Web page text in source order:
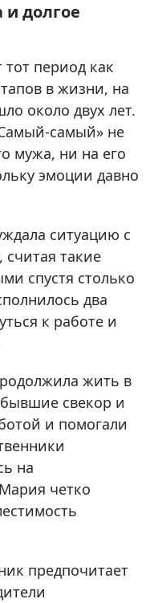
долгое
период как
в жизни, на
около двух лет.
самый» не
мужа, ни на его
эмоции давно
ситуацию с
считая такие
спустя столько
два
к работе и
жить в
свекор и
и помогали
на
четко
предпочитает